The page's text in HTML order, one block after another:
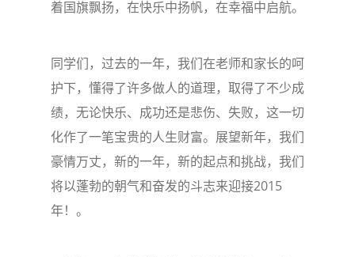
着国旗飘扬，在快乐中扬帆，在幸福中启航。
同学们，过去的一年，我们在老师和家长的呵
护下，懂得了许多做人的道理，取得了不少成
绩，无论快乐、成功还是悲伤、失败，这一切
化作了一笔宝贵的人生财富。展望新年，我们
豪情万丈，新的一年，新的起点和挑战，我们
将以蓬勃的朝气和奋发的斗志来迎接2015
年！。